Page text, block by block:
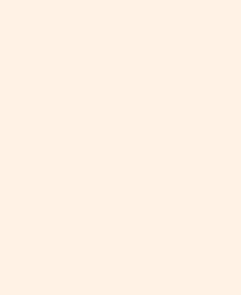
dalam masa 1000 Hari Pertama
perkembangan si Kecil berlangsung
kemampuan berjalan, berbicara, hingga